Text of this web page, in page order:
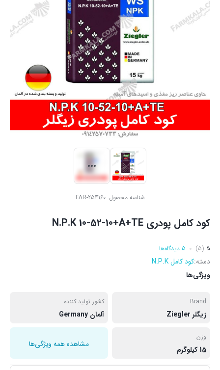
شناسه محصول:FAR-254160
کود کامل پودری N.P.K 10-52-10+A+TE
5
(5) 5 دیدگاه‌ها
دسته:کود کامل N.P.K
ویژگی‌ها
Brand
زیگلر Ziegler
کشور تولید کننده
آلمان Germany
وزن
15 کیلوگرم
مشاهده همه ویژگی‌ها